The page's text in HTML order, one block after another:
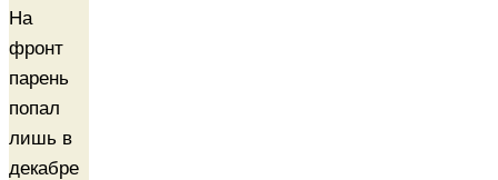
На
фронт
парень
попал
лишь в
декабре